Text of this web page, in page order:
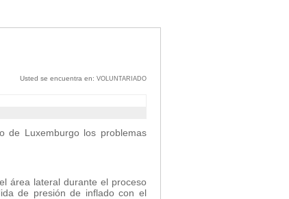
Usted se encuentra en: VOLUNTARIADO
de Luxemburgo los problemas
área lateral durante el proceso
de presión de inflado con el